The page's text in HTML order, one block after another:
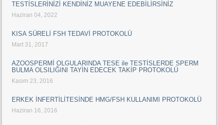
TESTİSLERİNİZİ KENDİNİZ MUAYENE EDEBİLİRSİNİZ
Haziran 04, 2022
KISA SÜRELİ FSH TEDAVİ PROTOKOLÜ
Mart 31, 2017
AZOOSPERMİ OLGULARINDA TESE ile TESTİSLERDE SPERM
BULMA OLSILIĞINI TAYİN EDECEK TAKİP PROTOKOLÜ
Kasım 23, 2016
ERKEK İNFERTİLİTESİNDE HMG/FSH KULLANIMI PROTOKOLÜ
Haziran 16, 2016